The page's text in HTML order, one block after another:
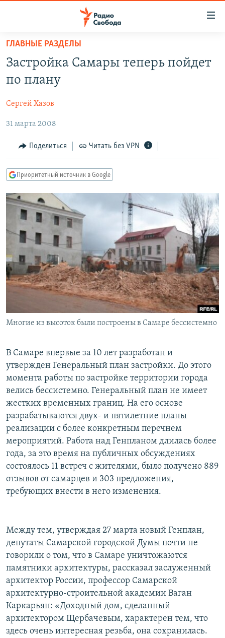
упрощенного
доступа
основному
Вернутся
главной
навигации
Вернутся
поиску
ПОДКАСТЫ
АВТОРСКИЕ ПРОЕКТЫ
ЦИТАТЫ СВОБОДЫ
МНЕНИЯ
КУЛЬТУРА
IDEL.РЕАЛИИ
КАВКАЗ.РЕАЛИИ
СЕВЕР.РЕАЛИИ
СИБИРЬ.РЕАЛИИ
РАСПИСАНИЕ ВЕЩАНИЯ
ПОДПИШИТЕСЬ НА РАССЫЛКУ
СОЦИАЛЬНЫЕ СЕТИ
Все сайты РСЕ/РС
ГЛАВНЫЕ РАЗДЕЛЫ
Застройка Самары теперь пойдет
по плану
Сергей Хазов
31 марта 2008
Поделиться Читать без VPN
Приоритетный источник в Google
Многие из высоток были построены в Самаре бессистемно
В Самаре впервые за 10 лет разработан и
утвержден Генеральный план застройки. До этого
момента работы по застройке территории города
велись бессистемно. Генеральный план не имеет
жестких временных границ. На его основе
разрабатываются двух- и пятилетние планы
реализации с более конкретным перечнем
мероприятий. Работа над Генпланом длилась более
года, за это время на публичных обсуждениях
состоялось 11 встреч с жителями, было получено 889
отзывов от самарцев и 303 предложения,
требующих внести в него изменения.
Между тем, утверждая 27 марта новый Генплан,
депутаты Самарской городской Думы почти не
говорили о том, что в Самаре уничтожаются
памятники архитектуры, рассказал заслуженный
архитектор России, профессор Самарской
архитектурно-строительной академии Ваган
Каркарьян: «Доходный дом, сделанный
архитектором Щербачевым, характерен тем, что
здесь очень интересная резьба, она сохранилась.